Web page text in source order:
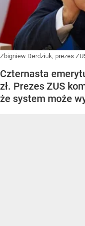
Zbigniew Derdziuk, prezes
Czternasta
zł. Prezes ZUS
że system może